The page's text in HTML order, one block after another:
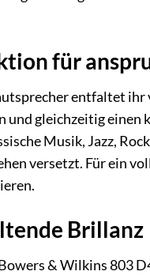
für
entfaltet
und gleichzeitig
Musik, Jazz,
versetzt. Für ein
Brillanz
& Wilkins 803